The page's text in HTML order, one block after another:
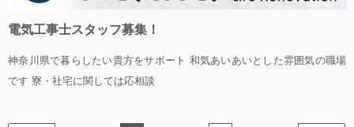
電気工事士スタッフ募集！
神奈川県で暮らしたい貴方をサポート 和気あいあいとした雰囲気の職場
です 寮・社宅に関しては応相談